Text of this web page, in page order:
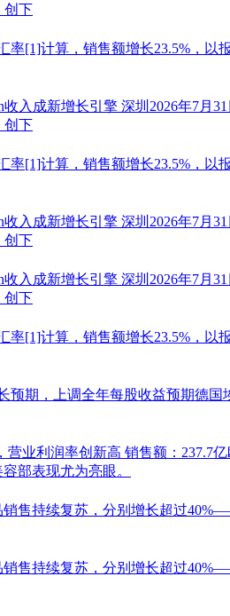
创下
率[1]计算，销售额增长23.5%，以
收入成新增长引擎 深圳2026年7月
创下
率[1]计算，销售额增长23.5%，以
收入成新增长引擎 深圳2026年7月
创下
收入成新增长引擎 深圳2026年7月
创下
率[1]计算，销售额增长23.5%，以
预期，上调全年每股收益预期德国
营业利润率创新高 销售额：237.7
部表现尤为亮眼。
售持续复苏，分别增长超过
售持续复苏，分别增长超过